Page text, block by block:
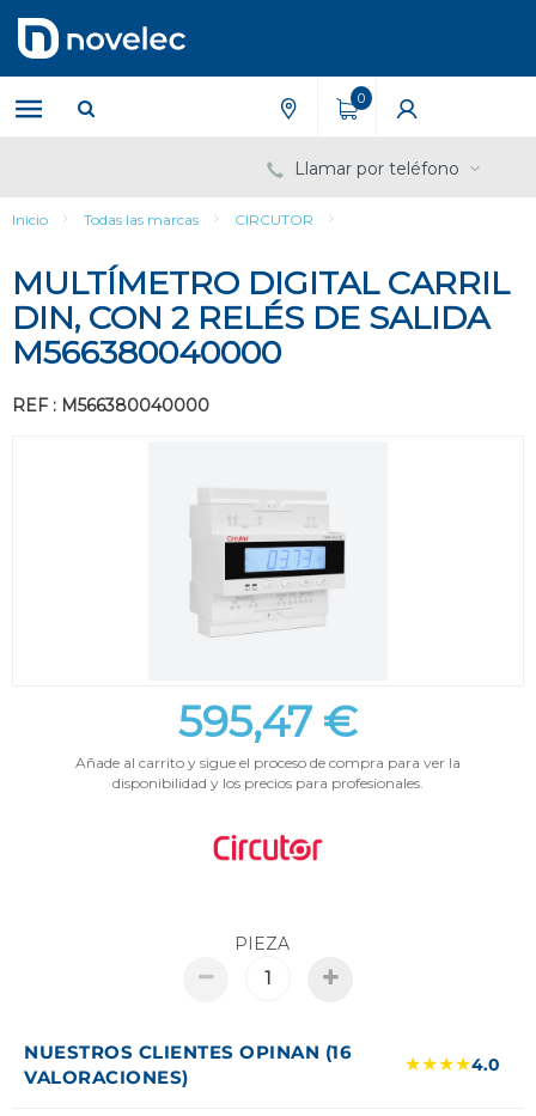
contenido
menú
de
navegación
0
Llamar por teléfono
Inicio Todas las marcas CIRCUTOR
MULTÍMETRO DIGITAL CARRIL
DIN, CON 2 RELÉS DE SALIDA
M566380040000
REF : M566380040000
595,47 €
Añade al carrito y sigue el proceso de compra para ver la
disponibilidad y los precios para profesionales.
PIEZA
NUESTROS CLIENTES OPINAN (16
VALORACIONES)
★★★★4.0